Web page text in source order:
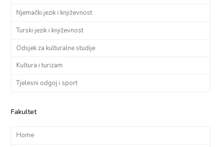
Njemački jezik i književnost
Turski jezik i književnost
Odsjek za kulturalne studije
Kultura i turizam
Tjelesni odgoj i sport
Fakultet
Home